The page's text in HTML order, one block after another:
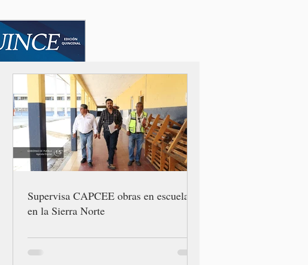
Supervisa CAPCEE obras en escuelas
en la Sierra Norte